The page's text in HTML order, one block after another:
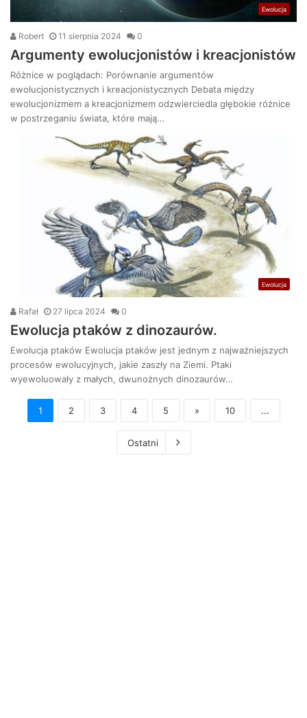
Ewolucja
Robert 11 sierpnia 2024 0
Argumenty ewolucjonistów i kreacjonistów
Różnice w poglądach: Porównanie argumentów
ewolucjonistycznych i kreacjonistycznych Debata między
ewolucjonizmem a kreacjonizmem odzwierciedla głębokie różnice
w postrzeganiu świata, które mają…
Ewolucja
Rafał 27 lipca 2024 0
Ewolucja ptaków z dinozaurów.
Ewolucja ptaków Ewolucja ptaków jest jednym z najważniejszych
procesów ewolucyjnych, jakie zaszły na Ziemi. Ptaki
wyewoluowały z małych, dwunożnych dinozaurów…
1 2 3 4 5 » 10 ...
Ostatni